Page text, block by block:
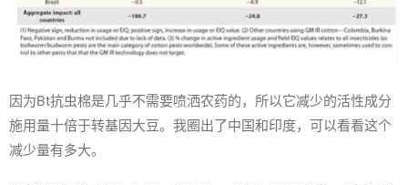
因为Bt抗虫棉是几乎不需要喷洒农药的，所以它减少的活性成分
施用量十倍于转基因大豆。我圈出了中国和印度，可以看看这个
减少量有多大。